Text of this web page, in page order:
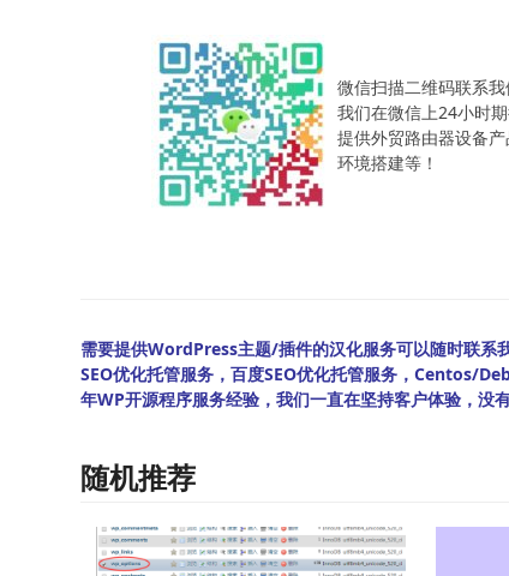
微信扫描二维码联系我
我们在微信上24小时
提供外贸路由器设备
环境搭建等！
需要提供WordPress主题/插件的汉化服务可以随时联
SEO优化托管服务，百度SEO优化托管服务，Centos/
年WP开源程序服务经验，我们一直在坚持客户体验，没
随机推荐